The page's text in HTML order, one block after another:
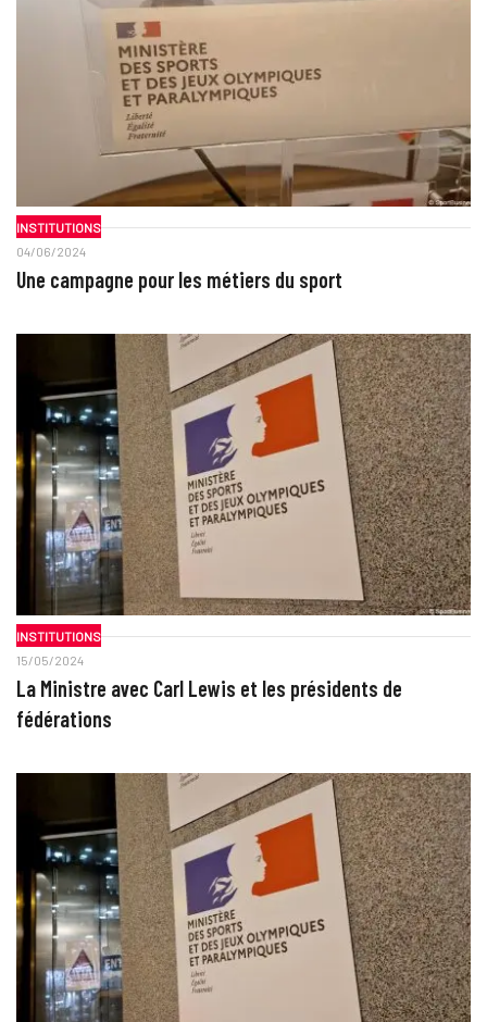
INSTITUTIONS
04/06/2024
Une campagne pour les métiers du sport
INSTITUTIONS
15/05/2024
La Ministre avec Carl Lewis et les présidents de
fédérations